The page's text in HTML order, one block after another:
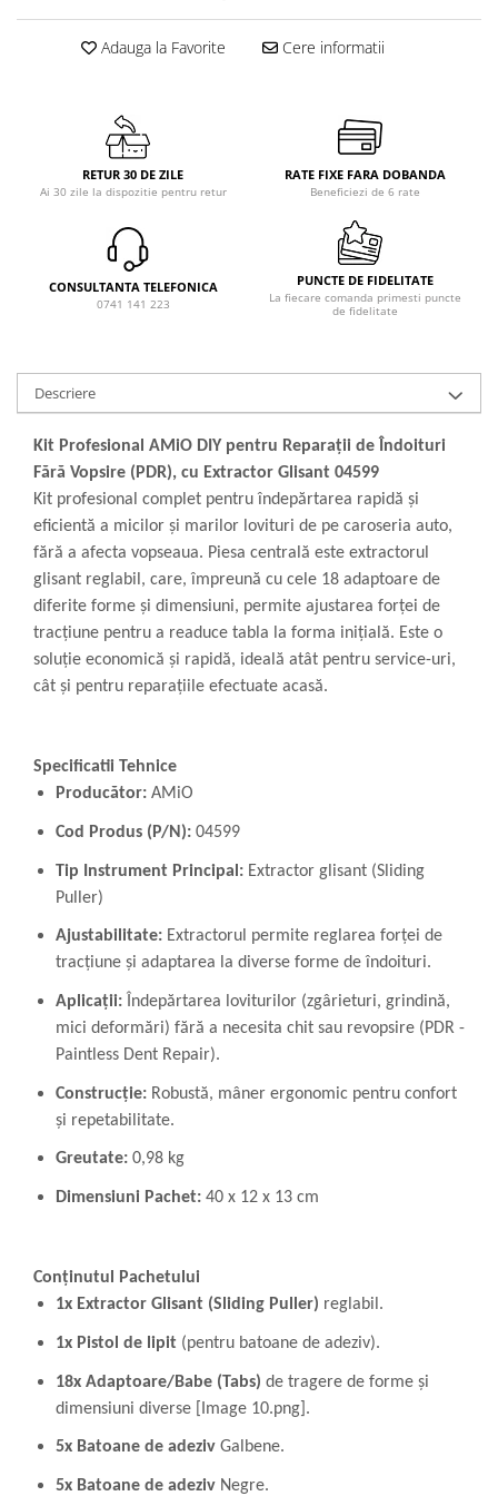
Adauga la Favorite Cere informatii
RETUR 30 DE ZILE
Ai 30 zile la dispozitie pentru retur
RATE FIXE FARA DOBANDA
Beneficiezi de 6 rate
CONSULTANTA TELEFONICA
0741 141 223
PUNCTE DE FIDELITATE
La fiecare comanda primesti puncte
de fidelitate
Descriere
Kit Profesional AMiO DIY pentru Reparații de Îndoituri
Fără Vopsire (PDR), cu Extractor Glisant 04599
Kit profesional complet pentru îndepărtarea rapidă și
eficientă a micilor și marilor lovituri de pe caroseria auto,
fără a afecta vopseaua. Piesa centrală este extractorul
glisant reglabil, care, împreună cu cele 18 adaptoare de
diferite forme și dimensiuni, permite ajustarea forței de
tracțiune pentru a readuce tabla la forma inițială. Este o
soluție economică și rapidă, ideală atât pentru service-uri,
cât și pentru reparațiile efectuate acasă.
Specificatii Tehnice
Producător: AMiO
Cod Produs (P/N): 04599
Tip Instrument Principal: Extractor glisant (Sliding
Puller)
Ajustabilitate: Extractorul permite reglarea forței de
tracțiune și adaptarea la diverse forme de îndoituri.
Aplicații: Îndepărtarea loviturilor (zgârieturi, grindină,
mici deformări) fără a necesita chit sau revopsire (PDR -
Paintless Dent Repair).
Construcție: Robustă, mâner ergonomic pentru confort
și repetabilitate.
Greutate: 0,98 kg
Dimensiuni Pachet: 40 x 12 x 13 cm
Conținutul Pachetului
1x Extractor Glisant (Sliding Puller) reglabil.
1x Pistol de lipit (pentru batoane de adeziv).
18x Adaptoare/Babe (Tabs) de tragere de forme și
dimensiuni diverse [Image 10.png].
5x Batoane de adeziv Galbene.
5x Batoane de adeziv Negre.